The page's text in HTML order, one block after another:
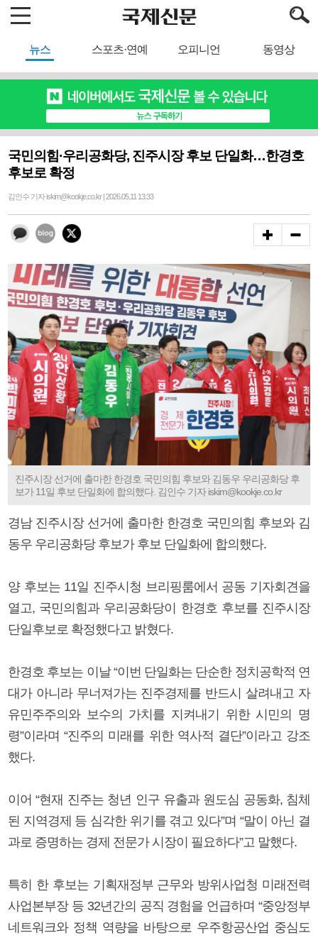
뉴스 스포츠·연예 오피니언 동영상
국민의힘·우리공화당, 진주시장 후보 단일화…한경호
후보로 확정
김인수 기자 iskim@kookje.co.kr | 2026.05.11 13:33
진주시장 선거에 출마한 한경호 국민의힘 후보와 김동우 우리공화당 후
보가 11일 후보 단일화에 합의했다. 김인수 기자 iskim@kookje.co.kr
경남 진주시장 선거에 출마한 한경호 국민의힘 후보와 김
동우 우리공화당 후보가 후보 단일화에 합의했다.
양 후보는 11일 진주시청 브리핑룸에서 공동 기자회견을
열고, 국민의힘과 우리공화당이 한경호 후보를 진주시장
단일후보로 확정했다고 밝혔다.
한경호 후보는 이날 “이번 단일화는 단순한 정치공학적 연
대가 아니라 무너져가는 진주경제를 반드시 살려내고 자
유민주주의와 보수의 가치를 지켜내기 위한 시민의 명
령”이라며 “진주의 미래를 위한 역사적 결단”이라고 강조
했다.
이어 “현재 진주는 청년 인구 유출과 원도심 공동화, 침체
된 지역경제 등 심각한 위기를 겪고 있다”며 “말이 아닌 결
과로 증명하는 경제 전문가 시장이 필요하다”고 말했다.
특히 한 후보는 기획재정부 근무와 방위사업청 미래전력
사업본부장 등 32년간의 공직 경험을 언급하며 “중앙정부
네트워크와 정책 역량을 바탕으로 우주항공산업 중심도